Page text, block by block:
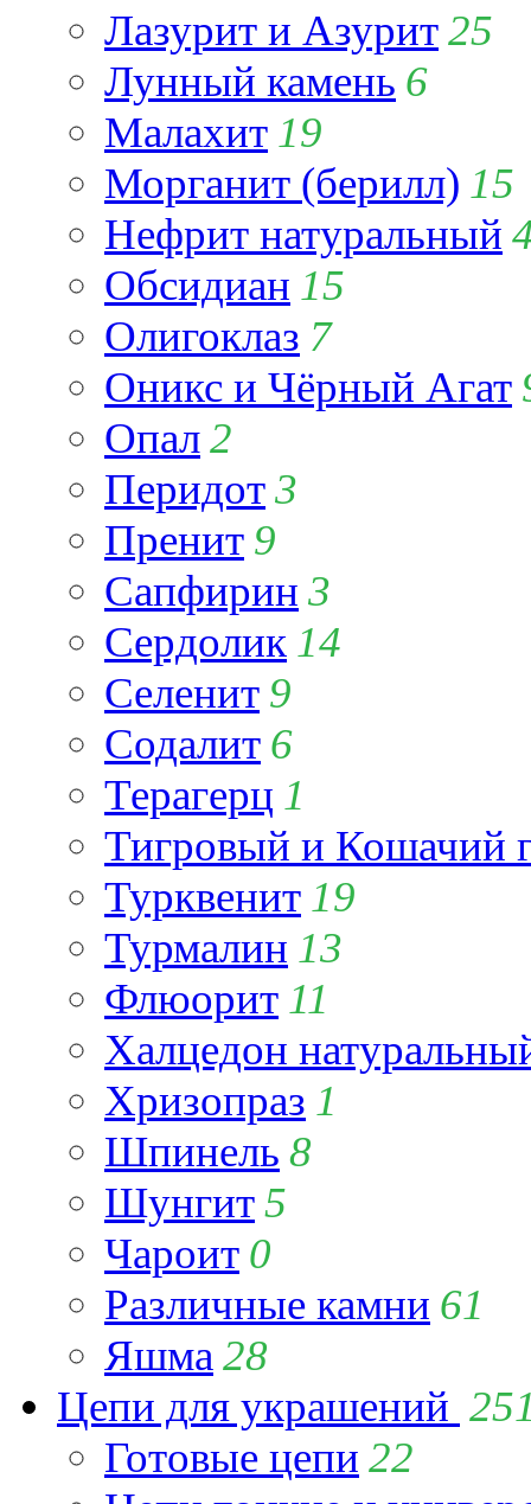
Лазурит и Азурит25
Лунный камень 6
Малахит 19
Морганит (берилл) 15
Нефрит натуральный
Обсидиан 15
Олигоклаз 7
Оникс и Чёрный Агат
Опал2
Перидот3
Пренит 9
Сапфирин 3
Сердолик 14
Селенит 9
Содалит 6
Терагерц 1
Тигровый и Кошачий
Турквенит 19
Турмалин 13
Флюорит 11
Халцедон
Хризопраз 1
Шпинель 8
Шунгит5
Чароит 0
Различные камни 61
Яшма28
Цепи для украшений
Готовые цепи 22